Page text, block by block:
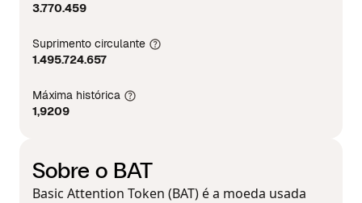
3.770.459
Suprimento circulante
1.495.724.657
Máxima histórica
1,9209
Sobre o BAT
Basic Attention Token (BAT) é a moeda usada